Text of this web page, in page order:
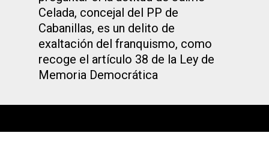
Celada, concejal del PP de
Cabanillas, es un delito de
exaltación del franquismo, como
recoge el artículo 38 de la Ley de
Memoria Democrática